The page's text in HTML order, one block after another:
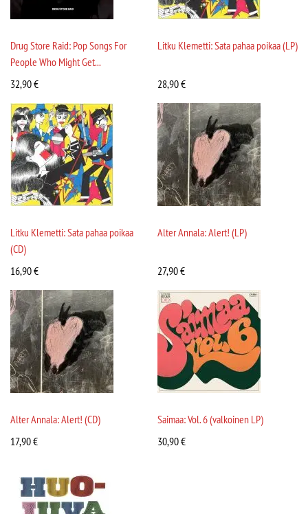
Drug Store Raid: Pop Songs For
People Who Might Get...
32,90€
Litku Klemetti: Sata pahaa poikaa (LP)
28,90€
Litku Klemetti: Sata pahaa poikaa
(CD)
16,90€
Alter Annala: Alert! (LP)
27,90€
Alter Annala: Alert! (CD)
17,90€
Saimaa: Vol. 6 (valkoinen LP)
30,90€